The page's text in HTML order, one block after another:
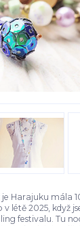
Harajuku mála
létě 2025, když
festivalu. Tu